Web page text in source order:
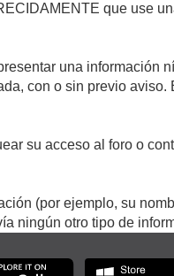
que use
una información
con o sin previo aviso.
su acceso al foro o
(por ejemplo, su
ningún otro tipo de